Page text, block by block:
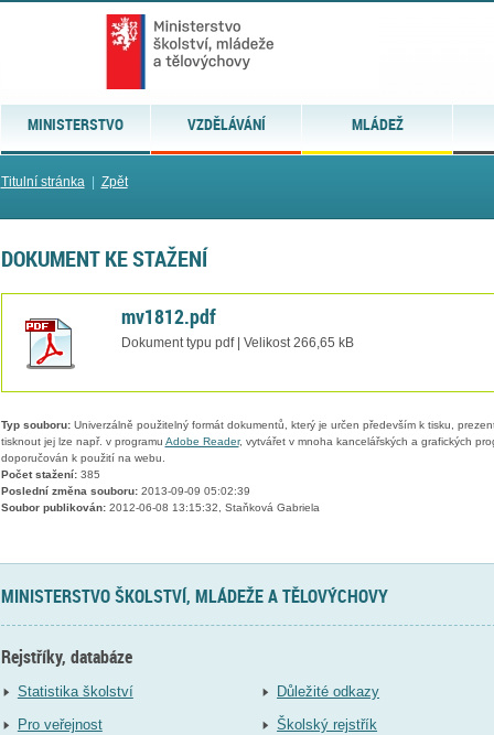
MINISTERSTVO VZDĚLÁVÁNÍ MLÁDEŽ
Titulní stránka| Zpět
DOKUMENT KE STAŽENÍ
mv1812.pdf
Dokument typu pdf | Velikost 266,65 kB
Typ souboru:Univerzálně použitelný formát dokumentů, který je určen především k tisku,
tisknout jej lze např. v programu Adobe Reader, vytvářet v mnoha kancelářských a grafických
doporučován k použití na webu.
Počet stažení:385
Poslední změna souboru:2013-09-09 05:02:39
Soubor publikován:2012-06-08 13:15:32, Staňková Gabriela
MINISTERSTVO ŠKOLSTVÍ, MLÁDEŽE A TĚLOVÝCHOVY
Rejstříky, databáze
Statistika školství
Pro veřejnost
Důležité odkazy
Školský rejstřík